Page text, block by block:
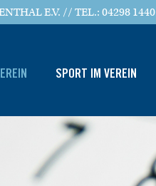
E.V. // TEL.: 04298 1440
SPORT IM VEREIN